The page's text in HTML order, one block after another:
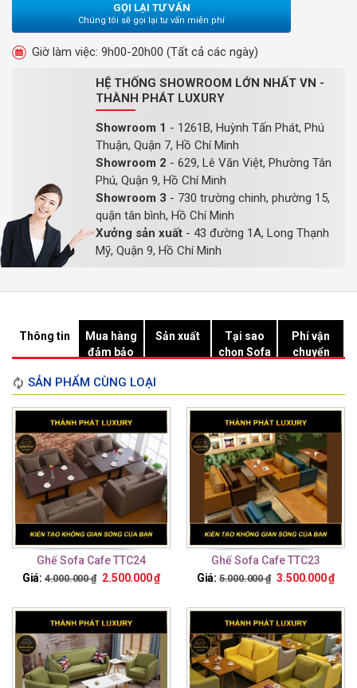
GỌI LẠI TƯ VẤN
Chúng tôi sẽ gọi lại tư vấn miễn phí
Giờ làm việc: 9h00-20h00 (Tất cả các ngày)
HỆ THỐNG SHOWROOM LỚN NHẤT VN -
THÀNH PHÁT LUXURY
Showroom 1 - 1261B, Huỳnh Tấn Phát, Phú
Thuận, Quận 7, Hồ Chí Minh
Showroom 2 - 629, Lê Văn Việt, Phường Tân
Phú, Quận 9, Hồ Chí Minh
Showroom 3 - 730 trường chinh, phường 15,
quận tân bình, Hồ Chí Minh
Xưởng sản xuất - 43 đường 1A, Long Thạnh
Mỹ, Quận 9, Hồ Chí Minh
Thông tin
Mua hàng
đảm bảo
Sản xuất
Tại sao
chọn Sofa
Phí vận
chuyển
SẢN PHẨM CÙNG LOẠI
Ghế Sofa Cafe TTC24
Giá: 4.000.000₫ 2.500.000₫
Ghế Sofa Cafe TTC23
Giá: 5.000.000₫ 3.500.000₫